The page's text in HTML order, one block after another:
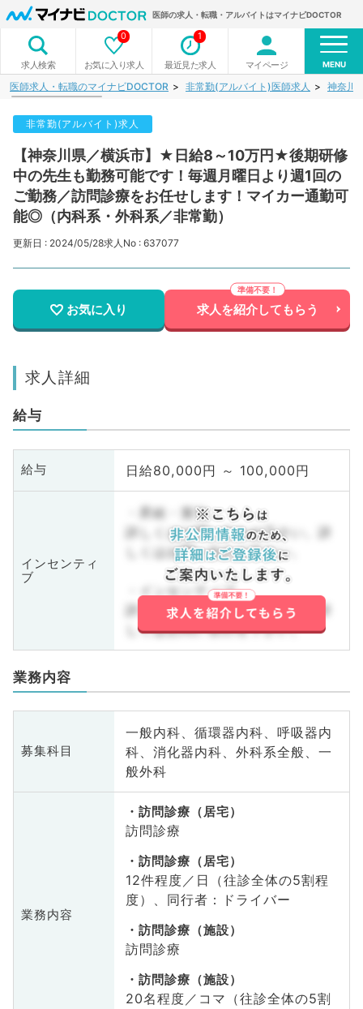
医師の求人・転職・アルバイトはマイナビDOCTOR
求人検索 お気に入り求人
0
最近見た求人
1
マイページ MENU
医師求人・転職のマイナビDOCTOR 非常勤(アルバイト)医師求人 神奈川
非常勤(アルバイト)求人
【神奈川県／横浜市】★日給8～10万円★後期研修
中の先生も勤務可能です！毎週月曜日より週1回の
ご勤務／訪問診療をお任せします！マイカー通勤可
能◎（内科系・外科系／非常勤）
更新日 : 2024/05/28求人No : 637077
お気に入り 求人を紹介してもらう
求人詳細
給与
給与 日給80,000円 ～ 100,000円
インセンティ
ブ
・昇給・賞与
詳しくはお問い合わせ下さい。詳
しくはお問い合わせ下さい。
・インセンティブ
詳しくはお問い合わせ下さい。詳
しくはお問い合わせ下さい。
業務内容
募集科目
一般内科、循環器内科、呼吸器内
科、消化器内科、外科系全般、一
般外科
業務内容
訪問診療（居宅）
訪問診療
訪問診療（居宅）
12件程度／日（往診全体の5割程
度）、同行者：ドライバー
訪問診療（施設）
訪問診療
訪問診療（施設）
20名程度／コマ（往診全体の5割